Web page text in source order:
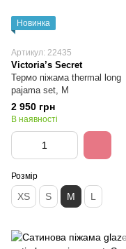
Новинка
Артикул: 22435
Victoria’s Secret
Термо піжама thermal long
pajama set, M
2 950 грн
В наявності
Розмір
XS S M L